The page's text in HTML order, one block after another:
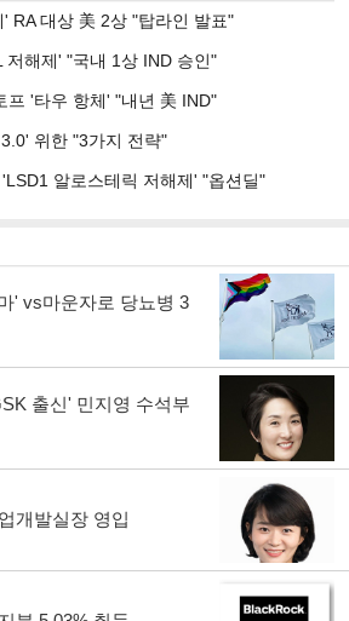
로
기
사
유
기
RA 대상 美 2상 "탑라인 발표"
저해제' "국내 1상 IND 승인"
프 '타우 항체' "내년 美 IND"
위한 "3가지 전략"
알로스테릭 저해제' "옵션딜"
' vs마운자로 당뇨병 3
출신' 민지영 수석부
개발실장 영입